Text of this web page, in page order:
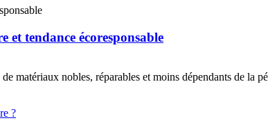
tendance écoresponsable
matériaux nobles, réparables et moins dépendants de la